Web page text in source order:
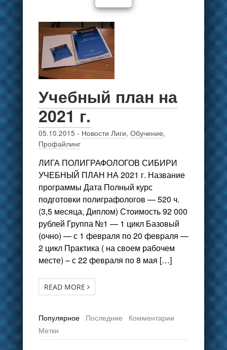
Учебный план на
2021 г.
05.10.2015 - Новости Лиги, Обучение,
Профайлинг
ЛИГА ПОЛИГРАФОЛОГОВ СИБИРИ
УЧЕБНЫЙ ПЛАН НА 2021 г. Название
программы Дата Полный курс
подготовки полиграфологов — 520 ч.
(3,5 месяца, Диплом) Стоимость 92 000
рублей Группа №1 — 1 цикл Базовый
(очно) — с 1 февраля по 20 февраля —
2 цикл Практика ( на своем рабочем
месте) – с 22 февраля по 8 мая […]
READ MORE
Популярное Последние
Комментарии
Метки